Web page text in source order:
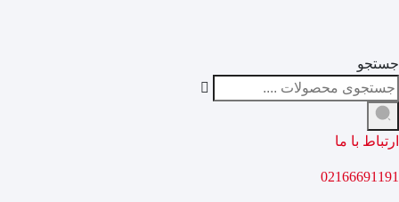
جستجو
ارتباط با ما
02166691191